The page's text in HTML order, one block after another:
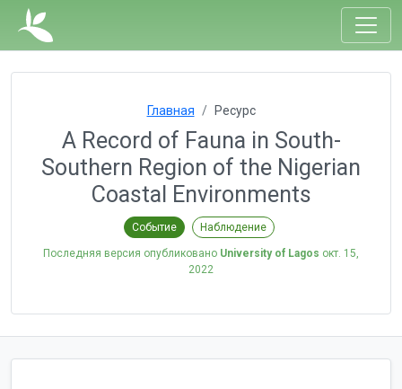
Главная Ресурс
A Record of Fauna in South-
Southern Region of the Nigerian
Coastal Environments
Событие Наблюдение
Последняя версия опубликовано University of Lagos окт. 15,
2022